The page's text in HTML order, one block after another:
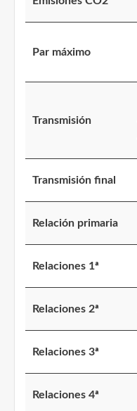
Par máximo
Transmisión
Transmisión final
Relación primaria
Relaciones 1ª
Relaciones 2ª
Relaciones 3ª
Relaciones 4ª